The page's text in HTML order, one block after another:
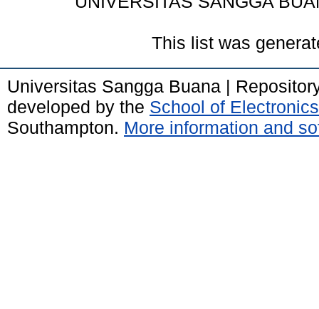
This list was
Universitas Sangga Buana |
developed by the School of
Southampton. More information and